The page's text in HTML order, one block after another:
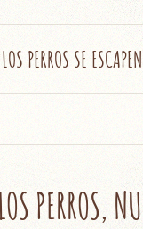
PERROS SE
PERROS,